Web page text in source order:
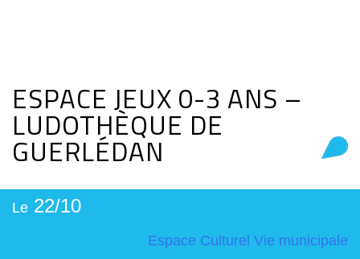
ESPACE JEUX 0-3 ANS –
LUDOTHÈQUE DE
GUERLÉDAN
Le 22/10
Espace Culturel Vie municipale